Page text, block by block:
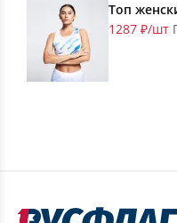
Топ
1287 ₽/шт